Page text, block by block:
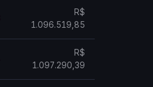
R$
1.096.519,85
R$
1.097.290,39